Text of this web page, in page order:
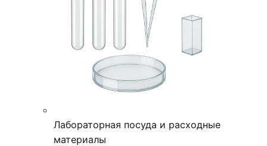
Лабораторная посуда и расходные
материалы